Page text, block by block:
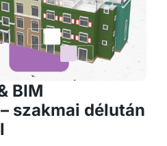
BIM
szakmai délután